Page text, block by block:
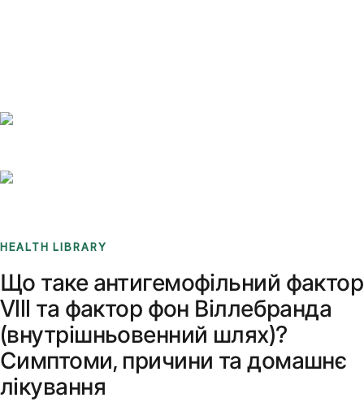
HEALTH LIBRARY
Що таке антигемофільний фактор
VIII та фактор фон Віллебранда
(внутрішньовенний шлях)?
Симптоми, причини та домашнє
лікування